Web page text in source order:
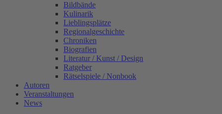
Bildbände
Kulinarik
Lieblingsplätze
Regionalgeschichte
Chroniken
Biografien
Literatur / Kunst / Design
Ratgeber
Rätselspiele / Nonbook
Autoren
Veranstaltungen
News